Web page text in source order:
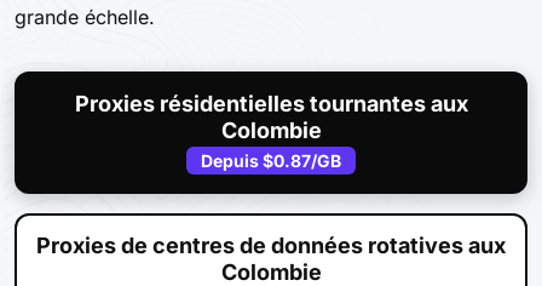
grande échelle.
Proxies résidentielles tournantes aux
Colombie
Depuis$0.87/GB
Proxies de centres de données rotatives aux
Colombie